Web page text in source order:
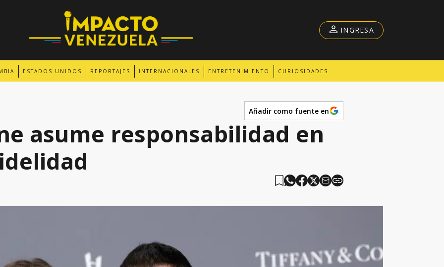
ESTADOS UNIDOS REPORTAJES INTERNACIONALES ENTRETENIMIENTO CURIOSIDADES
INGRESA
Añadir como fuente en
asume responsabilidad en